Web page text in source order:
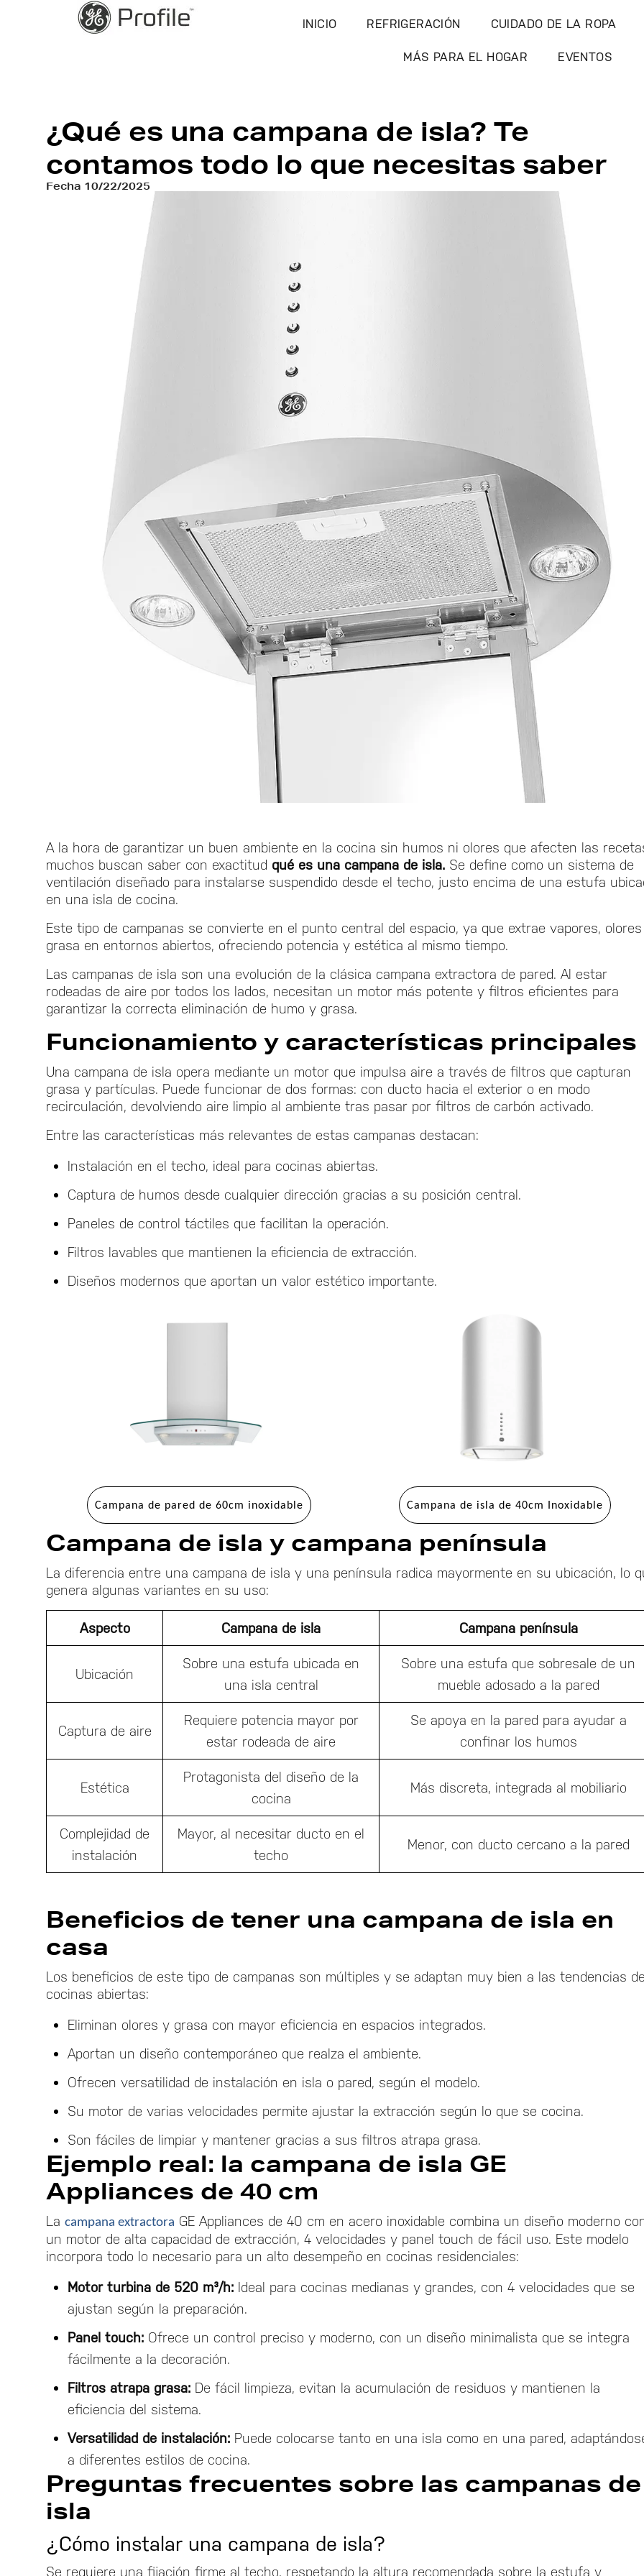
INICIO REFRIGERACIÓN CUIDADO DE LA ROPA
MÁS PARA EL HOGAR EVENTOS
¿Qué es una campana de isla? Te
contamos todo lo que necesitas saber
Fecha 10/22/2025
A la hora de garantizar un buen ambiente en la cocina sin humos ni olores que afecten las
muchos buscan saber con exactitud qué es una campana de isla. Se define como un sistema de
ventilación diseñado para instalarse suspendido desde el techo, justo encima de una estufa
en una isla de cocina.
Este tipo de campanas se convierte en el punto central del espacio, ya que extrae vapores,
grasa en entornos abiertos, ofreciendo potencia y estética al mismo tiempo.
Las campanas de isla son una evolución de la clásica campana extractora de pared. Al estar
rodeadas de aire por todos los lados, necesitan un motor más potente y filtros eficientes para
garantizar la correcta eliminación de humo y grasa.
Funcionamiento y características principales
Una campana de isla opera mediante un motor que impulsa aire a través de filtros que capturan
grasa y partículas. Puede funcionar de dos formas: con ducto hacia el exterior o en modo
recirculación, devolviendo aire limpio al ambiente tras pasar por filtros de carbón activado.
Entre las características más relevantes de estas campanas destacan:
Instalación en el techo, ideal para cocinas abiertas.
Captura de humos desde cualquier dirección gracias a su posición central.
Paneles de control táctiles que facilitan la operación.
Filtros lavables que mantienen la eficiencia de extracción.
Diseños modernos que aportan un valor estético importante.
Campana de pared de 60cm inoxidable Campana de isla de 40cm Inoxidable
Campana de isla y campana península
La diferencia entre una campana de isla y una península radica mayormente en su ubicación, lo
genera algunas variantes en su uso:
Aspecto Campana de isla Campana península
Ubicación
Sobre una estufa ubicada en
una isla central
Sobre una estufa que sobresale de un
mueble adosado a la pared
Captura de aire
Requiere potencia mayor por
estar rodeada de aire
Se apoya en la pared para ayudar a
confinar los humos
Estética
Protagonista del diseño de la
cocina
Más discreta, integrada al mobiliario
Complejidad de
instalación
Mayor, al necesitar ducto en el
techo
Menor, con ducto cercano a la pared
Beneficios de tener una campana de isla en
casa
Los beneficios de este tipo de campanas son múltiples y se adaptan muy bien a las tendencias
cocinas abiertas:
Eliminan olores y grasa con mayor eficiencia en espacios integrados.
Aportan un diseño contemporáneo que realza el ambiente.
Ofrecen versatilidad de instalación en isla o pared, según el modelo.
Su motor de varias velocidades permite ajustar la extracción según lo que se cocina.
Son fáciles de limpiar y mantener gracias a sus filtros atrapa grasa.
Ejemplo real: la campana de isla GE
Appliances de 40 cm
La campana extractora GE Appliances de 40 cm en acero inoxidable combina un diseño moderno
un motor de alta capacidad de extracción, 4 velocidades y panel touch de fácil uso. Este modelo
incorpora todo lo necesario para un alto desempeño en cocinas residenciales:
Motor turbina de 520 m³/h: Ideal para cocinas medianas y grandes, con 4 velocidades que se
ajustan según la preparación.
Panel touch: Ofrece un control preciso y moderno, con un diseño minimalista que se integra
fácilmente a la decoración.
Filtros atrapa grasa: De fácil limpieza, evitan la acumulación de residuos y mantienen la
eficiencia del sistema.
Versatilidad de instalación: Puede colocarse tanto en una isla como en una pared,
a diferentes estilos de cocina.
Preguntas frecuentes sobre las campanas de
isla
¿Cómo instalar una campana de isla?
Se requiere una fijación firme al techo, respetando la altura recomendada sobre la estufa y